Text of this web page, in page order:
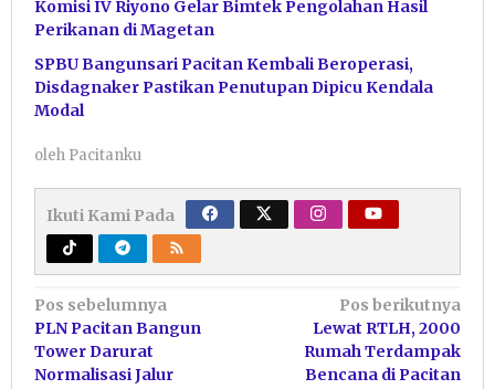
Komisi IV Riyono Gelar Bimtek Pengolahan Hasil
Perikanan di Magetan
SPBU Bangunsari Pacitan Kembali Beroperasi,
Disdagnaker Pastikan Penutupan Dipicu Kendala
Modal
oleh Pacitanku
Ikuti Kami Pada
Navigasi
pos
Pos sebelumnya
PLN Pacitan Bangun
Tower Darurat
Normalisasi Jalur
Pos berikutnya
Lewat RTLH, 2000
Rumah Terdampak
Bencana di Pacitan